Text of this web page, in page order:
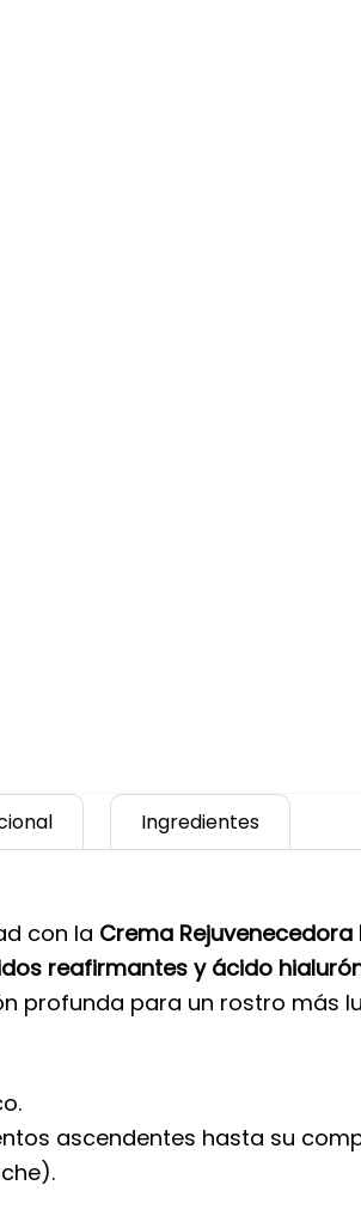
Ingredientes
con la Crema
reafirmantes y ácido
profunda para un rostro más
ascendentes hasta su